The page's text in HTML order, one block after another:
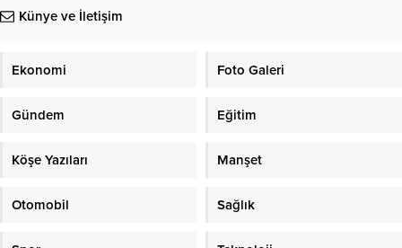
Künye ve İletişim
Ekonomi Foto Galeri
Gündem Eğitim
Köşe Yazıları Manşet
Otomobil Sağlık